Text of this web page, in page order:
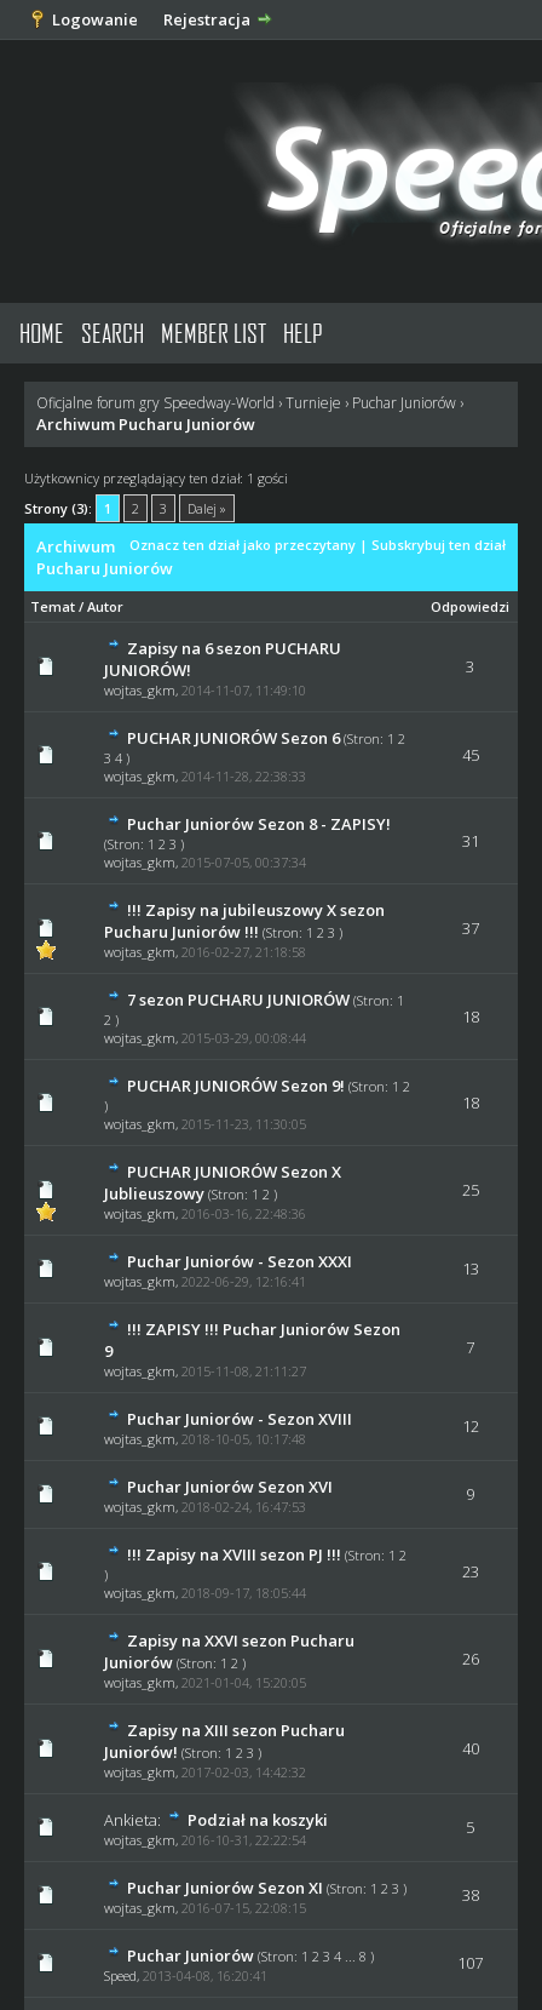
Logowanie Rejestracja
HOME SEARCH MEMBER LIST HELP
Oficjalne forum gry Speedway-World ›Turnieje › Puchar Juniorów ›
Archiwum Pucharu Juniorów
Użytkownicy przeglądający ten dział: 1 gości
Strony (3):
1 2 3
Dalej »
Oznacz ten dział jako przeczytany| Subskrybuj ten dział
Archiwum
Pucharu Juniorów
Temat/ Autor Odpowiedzi
Zapisy na 6 sezon PUCHARU
JUNIORÓW!
wojtas_gkm, 2014-11-07, 11:49:10
3
PUCHAR JUNIORÓW Sezon 6 (Stron: 1 2
3 4 )
wojtas_gkm, 2014-11-28, 22:38:33
45
Puchar Juniorów Sezon 8 - ZAPISY!
(Stron: 1 2 3 )
wojtas_gkm, 2015-07-05, 00:37:34
31
!!! Zapisy na jubileuszowy X sezon
Pucharu Juniorów !!! (Stron: 1 2 3 )
wojtas_gkm, 2016-02-27, 21:18:58
37
7 sezon PUCHARU JUNIORÓW (Stron: 1
2 )
wojtas_gkm, 2015-03-29, 00:08:44
18
PUCHAR JUNIORÓW Sezon 9! (Stron: 1 2
)
wojtas_gkm, 2015-11-23, 11:30:05
18
PUCHAR JUNIORÓW Sezon X
Jublieuszowy (Stron: 1 2 )
wojtas_gkm, 2016-03-16, 22:48:36
25
Puchar Juniorów - Sezon XXXI
wojtas_gkm, 2022-06-29, 12:16:41
13
!!! ZAPISY !!! Puchar Juniorów Sezon
9
wojtas_gkm, 2015-11-08, 21:11:27
7
Puchar Juniorów - Sezon XVIII
wojtas_gkm, 2018-10-05, 10:17:48
12
Puchar Juniorów Sezon XVI
wojtas_gkm, 2018-02-24, 16:47:53
9
!!! Zapisy na XVIII sezon PJ !!! (Stron: 1 2
)
wojtas_gkm, 2018-09-17, 18:05:44
23
Zapisy na XXVI sezon Pucharu
Juniorów (Stron: 1 2 )
wojtas_gkm, 2021-01-04, 15:20:05
26
Zapisy na XIII sezon Pucharu
Juniorów! (Stron: 1 2 3 )
wojtas_gkm, 2017-02-03, 14:42:32
40
Ankieta: Podział na koszyki
wojtas_gkm, 2016-10-31, 22:22:54
5
Puchar Juniorów Sezon XI (Stron: 1 2 3 )
wojtas_gkm, 2016-07-15, 22:08:15
38
Puchar Juniorów (Stron: 1 2 3 4 ... 8 )
Speed, 2013-04-08, 16:20:41
107